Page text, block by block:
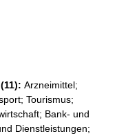
Arzneimittel;
Tourismus;
Bank- und
Dienstleistungen;